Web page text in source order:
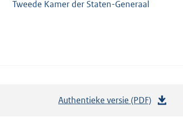
Tweede Kamer der Staten-Generaal
Authentieke versie (PDF)